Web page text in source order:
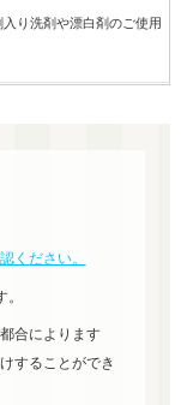
り洗剤や漂白剤のご使用
ください。
合によります
することができ